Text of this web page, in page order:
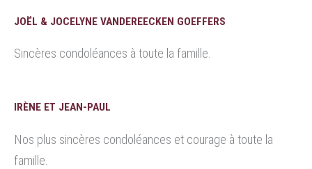
JOËL & JOCELYNE VANDEREECKEN GOEFFERS
Sincères condoléances à toute la famille.
IRÈNE ET JEAN-PAUL
Nos plus sincères condoléances et courage à toute la
famille.